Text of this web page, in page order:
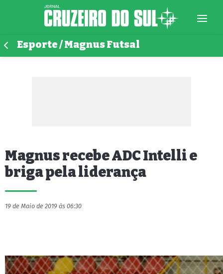
Esporte / Magnus Futsal
Magnus recebe ADC Intelli e
briga pela liderança
19 de Maio de 2019 às 06:30